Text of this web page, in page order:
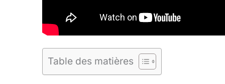
Table des matières